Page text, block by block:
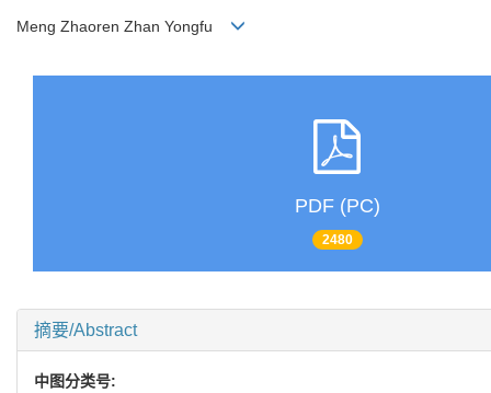
Meng Zhaoren Zhan Yongfu
PDF (PC)
2480
摘要/Abstract
中图分类号: